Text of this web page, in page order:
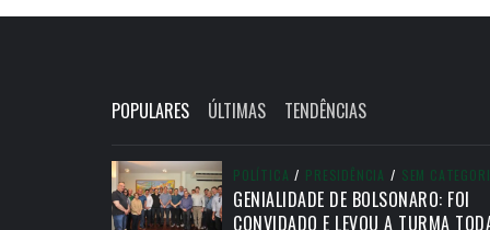
POPULARES ÚLTIMAS TENDÊNCIAS
POLÍTICA / PRESIDÊNCIA / SEM
GENIALIDADE DE BOLSONARO: FOI
CONVIDADO E LEVOU A TURMA